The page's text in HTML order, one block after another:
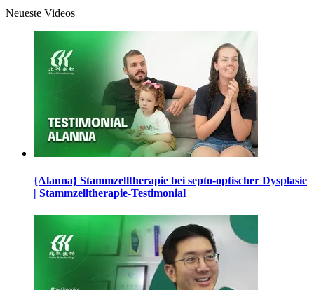
Neueste Videos
{Alanna} Stammzelltherapie bei septo-optischer Dysplasie
| Stammzelltherapie-Testimonial